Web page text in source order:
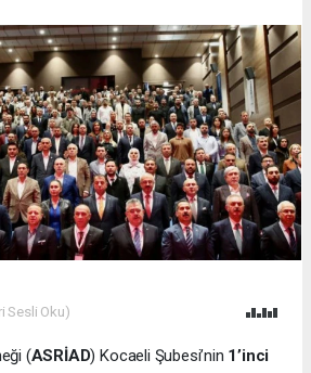
Sesli Oku)
(ASRİAD) Kocaeli Şubesi’nin 1’inci